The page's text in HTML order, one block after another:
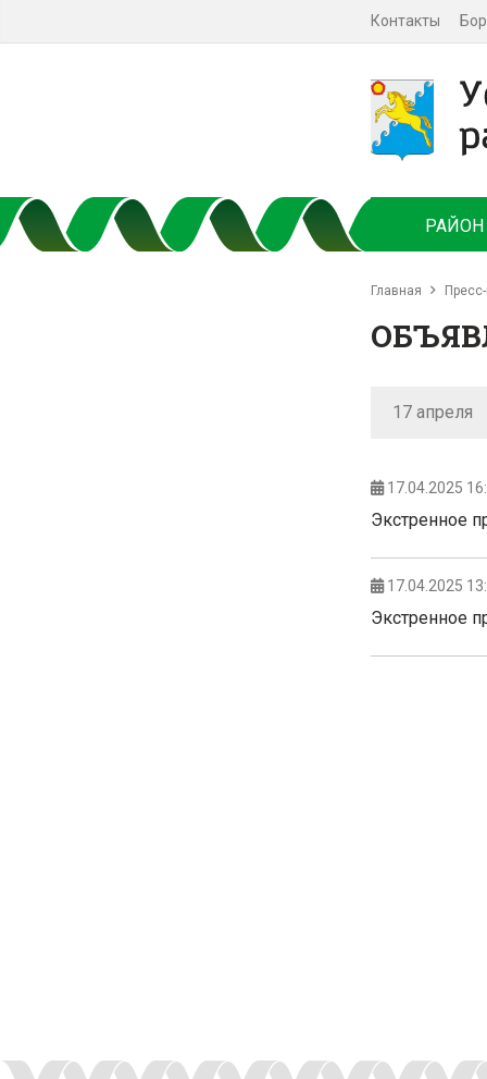
Контакты
РАЙОН
Главная
17 апреля
17.04.2025
Экстренное
17.04.2025
Экстренное